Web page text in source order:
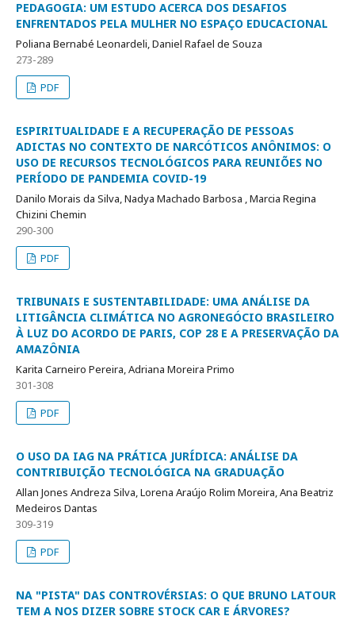
PEDAGOGIA: UM ESTUDO ACERCA DOS DESAFIOS
ENFRENTADOS PELA MULHER NO ESPAÇO EDUCACIONAL
Poliana Bernabé Leonardeli, Daniel Rafael de Souza
273-289
PDF
ESPIRITUALIDADE E A RECUPERAÇÃO DE PESSOAS
ADICTAS NO CONTEXTO DE NARCÓTICOS ANÔNIMOS: O
USO DE RECURSOS TECNOLÓGICOS PARA REUNIÕES NO
PERÍODO DE PANDEMIA COVID-19
Danilo Morais da Silva, Nadya Machado Barbosa , Marcia Regina
Chizini Chemin
290-300
PDF
TRIBUNAIS E SUSTENTABILIDADE: UMA ANÁLISE DA
LITIGÂNCIA CLIMÁTICA NO AGRONEGÓCIO BRASILEIRO
À LUZ DO ACORDO DE PARIS, COP 28 E A PRESERVAÇÃO DA
AMAZÔNIA
Karita Carneiro Pereira, Adriana Moreira Primo
301-308
PDF
O USO DA IAG NA PRÁTICA JURÍDICA: ANÁLISE DA
CONTRIBUIÇÃO TECNOLÓGICA NA GRADUAÇÃO
Allan Jones Andreza Silva, Lorena Araújo Rolim Moreira, Ana Beatriz
Medeiros Dantas
309-319
PDF
NA "PISTA" DAS CONTROVÉRSIAS: O QUE BRUNO LATOUR
TEM A NOS DIZER SOBRE STOCK CAR E ÁRVORES?